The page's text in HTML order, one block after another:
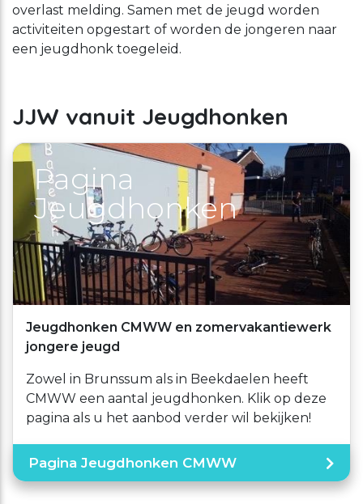
overlast melding. Samen met de jeugd worden
activiteiten opgestart of worden de jongeren naar
een jeugdhonk toegeleid.
JJW vanuit Jeugdhonken
Pagina
Jeugdhonken
Jeugdhonken CMWW en zomervakantiewerk
jongere jeugd
Zowel in Brunssum als in Beekdaelen heeft
CMWW een aantal jeugdhonken. Klik op deze
pagina als u het aanbod verder wil bekijken!
Pagina Jeugdhonken CMWW